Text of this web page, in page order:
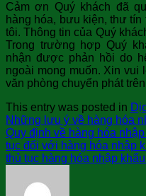
Cảm ơn Quý khách đã
hàng hóa, bưu kiện, thư
tôi. Thông tin của Quý
Trong trường hợp Quý
nhận được phản hồi do
ngoài mong muốn. Xin
văn phòng chuyển phát
This entry was posted in
Những lưu ý về hàng hóa
Quy định về hàng hóa
tục đối với hàng hóa nhập
thủ tục hàng hóa nhập